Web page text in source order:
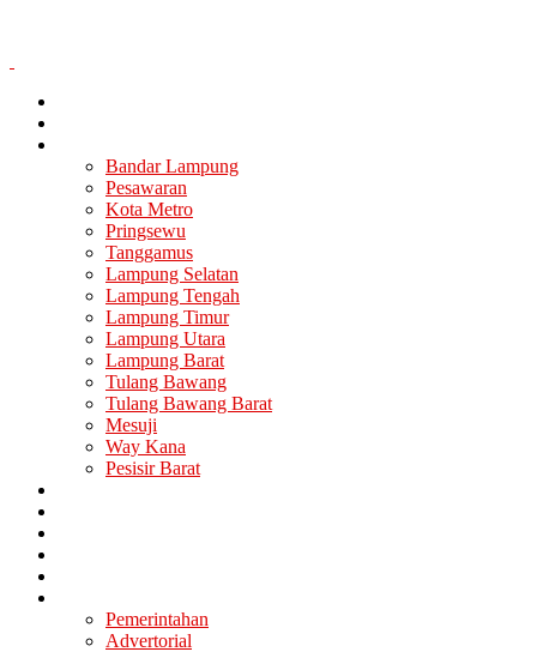
Bandar Lampung
Pesawaran
Kota Metro
Pringsewu
Tanggamus
Lampung Selatan
Lampung Tengah
Lampung Timur
Lampung Utara
Lampung Barat
Tulang Bawang
Tulang Bawang Barat
Mesuji
Way Kana
Pesisir Barat
Pemerintahan
Advertorial